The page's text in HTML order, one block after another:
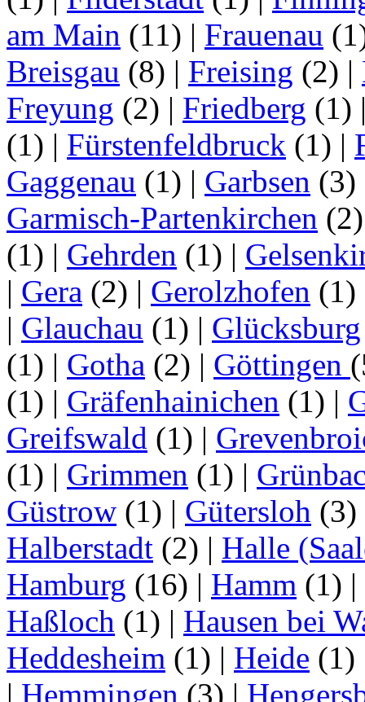
am Main (11) | Frauenau
Breisgau (8) | Freising (2) |
Freyung (2) | Friedberg (1)
(1) | Fürstenfeldbruck (1) |
Gaggenau (1) | Garbsen (3)
Garmisch-Partenkirchen
(1) | Gehrden (1) |
| Gera (2) | Gerolzhofen (1)
| Glauchau (1) | Glücksburg
(1) | Gotha (2) | Göttingen
(1) | Gräfenhainichen (1) |
Greifswald (1) |
(1) | Grimmen (1) |
Güstrow (1) | Gütersloh (3)
Halberstadt (2) | Halle
Hamburg (16) | Hamm (1) |
Haßloch (1) | Hausen bei
Heddesheim (1) | Heide (1)
| Hemmingen (3) |